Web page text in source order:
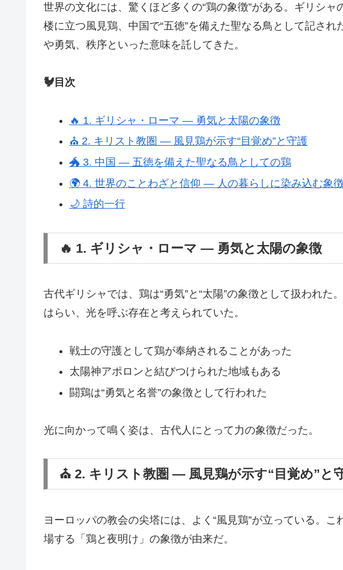
世界の文化には、驚くほど多くの“鶏の象徴”がある。ギリシ
楼に立つ風見鶏、中国で“五徳”を備えた聖なる鳥として記さ
や勇気、秩序といった意味を託してきた。
🐓目次
🔥 1. ギリシャ・ローマ ― 勇気と太陽の象徴
⛪ 2. キリスト教圏 ― 風見鶏が示す“目覚め”と守護
🐲 3. 中国 ― 五徳を備えた聖なる鳥としての鶏
🌍 4. 世界のことわざと信仰 ― 人の暮らしに染み込む象徴
🌙 詩的一行
🔥 1. ギリシャ・ローマ ― 勇気と太陽の象徴
古代ギリシャでは、鶏は“勇気”と“太陽”の象徴として扱われた
はらい、光を呼ぶ存在と考えられていた。
戦士の守護として鶏が奉納されることがあった
太陽神アポロンと結びつけられた地域もある
闘鶏は“勇気と名誉”の象徴として行われた
光に向かって鳴く姿は、古代人にとって力の象徴だった。
⛪ 2. キリスト教圏 ― 風見鶏が示す“目覚め”と
ヨーロッパの教会の尖塔には、よく“風見鶏”が立っている。
場する「鶏と夜明け」の象徴が由来だ。